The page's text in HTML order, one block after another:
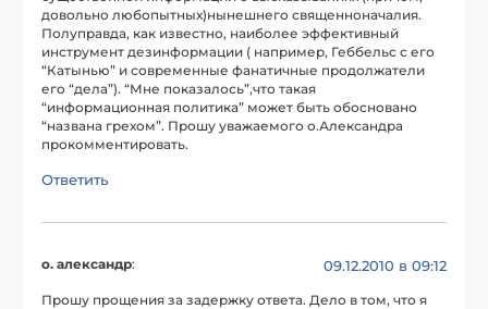
довольно любопытных)нынешнего священноначалия.
Полуправда, как известно, наиболее эффективный
инструмент дезинформации ( например, Геббельс с его
“Катынью” и современные фанатичные продолжатели
его “дела”). “Мне показалось”,что такая
“информационная политика” может быть обосновано
“названа грехом”. Прошу уважаемого о.Александра
прокомментировать.
Ответить
о. александр: 09.12.2010 в 09:12
Прошу прощения за задержку ответа. Дело в том, что я